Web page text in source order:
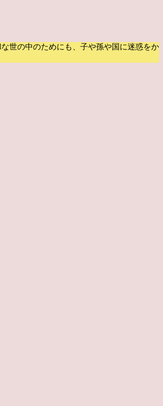
世の中のためにも、子や孫や国に迷惑をか